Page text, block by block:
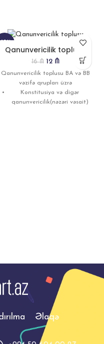
DUR
Qanunvericilik toplusu
16₼ 12 ₼
Qanunvericilik toplusu BA və BB
vəzifə qrupları üzrə
Konstitusiya və digər
qanunvericilik(nəzəri vəsait)
Əlaqə